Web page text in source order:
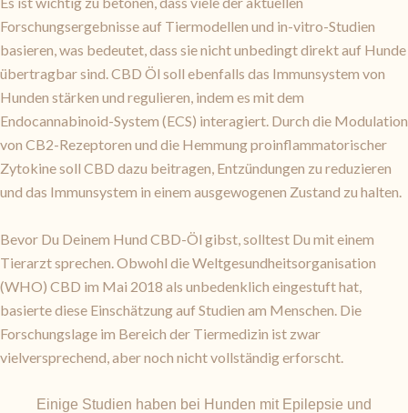
Forschungsergebnisse auf Tiermodellen und in-vitro-Studien
basieren, was bedeutet, dass sie nicht unbedingt direkt auf Hunde
übertragbar sind. CBD Öl soll ebenfalls das Immunsystem von
Hunden stärken und regulieren, indem es mit dem
Endocannabinoid-System (ECS) interagiert. Durch die Modulation
von CB2-Rezeptoren und die Hemmung proinflammatorischer
Zytokine soll CBD dazu beitragen, Entzündungen zu reduzieren
und das Immunsystem in einem ausgewogenen Zustand zu halten.
Bevor Du Deinem Hund CBD-Öl gibst, solltest Du mit einem
Tierarzt sprechen. Obwohl die Weltgesundheitsorganisation
(WHO) CBD im Mai 2018 als unbedenklich eingestuft hat,
basierte diese Einschätzung auf Studien am Menschen. Die
Forschungslage im Bereich der Tiermedizin ist zwar
vielversprechend, aber noch nicht vollständig erforscht.
Einige Studien haben bei Hunden mit Epilepsie und